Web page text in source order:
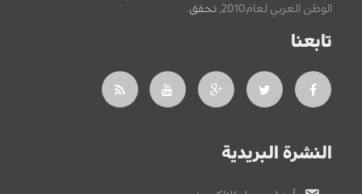
الوطن العربي لعام2010,
تحقق.
تابعنا
النشرة البريدية